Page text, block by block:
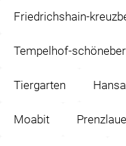
Friedrichshain-
Tempelhof-
Tiergarten
Moabit